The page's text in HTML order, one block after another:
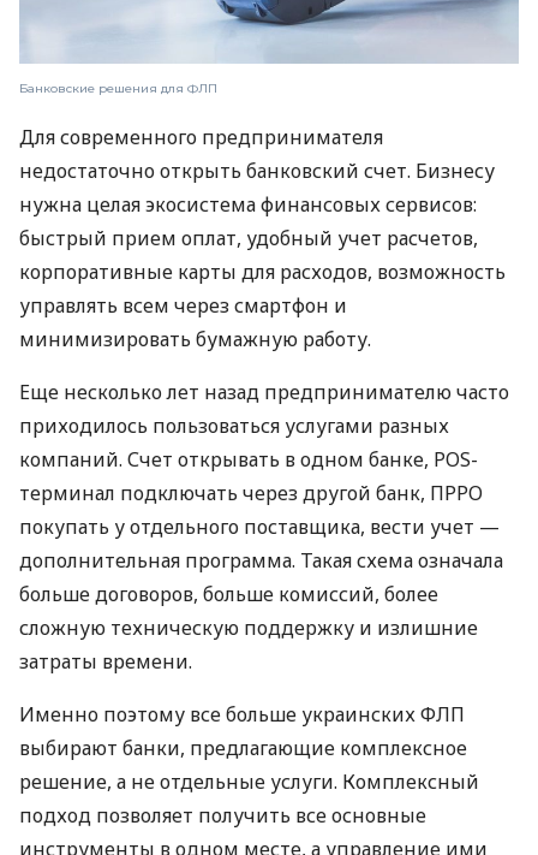
Банковские решения для ФЛП
Для современного предпринимателя
недостаточно открыть банковский счет. Бизнесу
нужна целая экосистема финансовых сервисов:
быстрый прием оплат, удобный учет расчетов,
корпоративные карты для расходов, возможность
управлять всем через смартфон и
минимизировать бумажную работу.
Еще несколько лет назад предпринимателю часто
приходилось пользоваться услугами разных
компаний. Счет открывать в одном банке, POS-
терминал подключать через другой банк, ПРРО
покупать у отдельного поставщика, вести учет —
дополнительная программа. Такая схема означала
больше договоров, больше комиссий, более
сложную техническую поддержку и излишние
затраты времени.
Именно поэтому все больше украинских ФЛП
выбирают банки, предлагающие комплексное
решение, а не отдельные услуги. Комплексный
подход позволяет получить все основные
инструменты в одном месте, а управление ими